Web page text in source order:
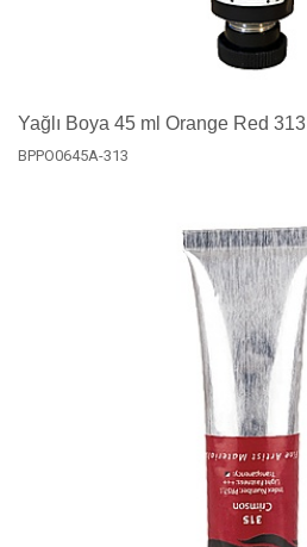
Yağlı Boya 45 ml Orange Red 313
BPPO0645A-313